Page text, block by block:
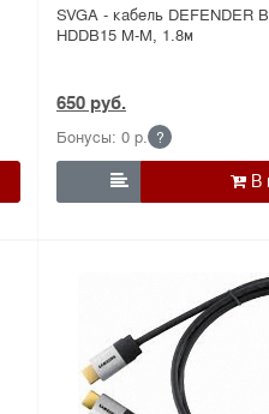
SVGA - кабель DEFENDER
HDDB15 M-M, 1.8м
650 руб.
Бонусы: 0 р. ?
